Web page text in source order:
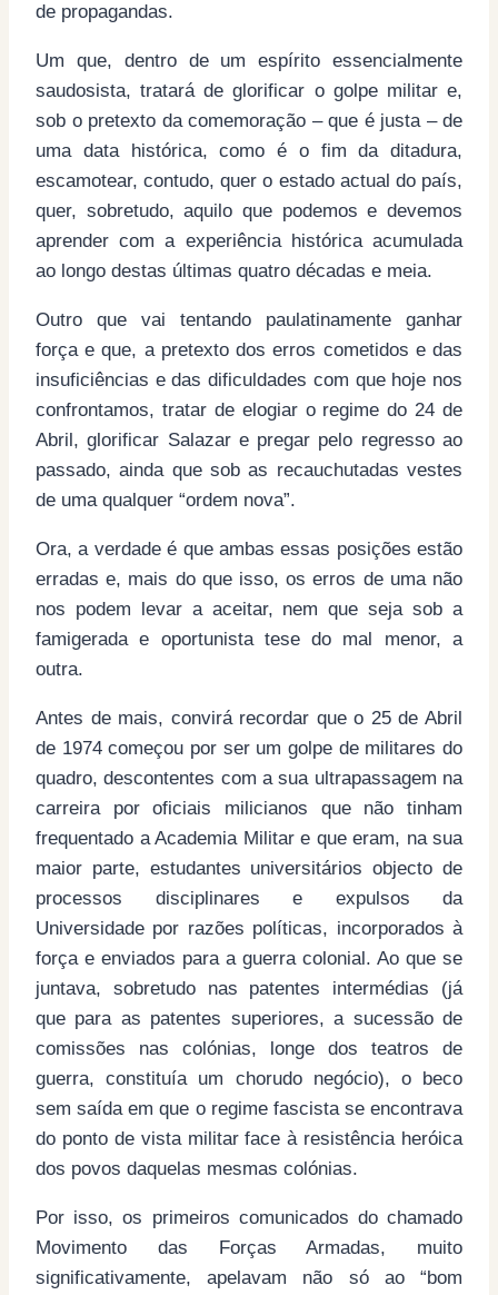
de propagandas.
Um que, dentro de um espírito essencialmente
saudosista, tratará de glorificar o golpe militar e,
sob o pretexto da comemoração – que é justa – de
uma data histórica, como é o fim da ditadura,
escamotear, contudo, quer o estado actual do país,
quer, sobretudo, aquilo que podemos e devemos
aprender com a experiência histórica acumulada
ao longo destas últimas quatro décadas e meia.
Outro que vai tentando paulatinamente ganhar
força e que, a pretexto dos erros cometidos e das
insuficiências e das dificuldades com que hoje nos
confrontamos, tratar de elogiar o regime do 24 de
Abril, glorificar Salazar e pregar pelo regresso ao
passado, ainda que sob as recauchutadas vestes
de uma qualquer “ordem nova”.
Ora, a verdade é que ambas essas posições estão
erradas e, mais do que isso, os erros de uma não
nos podem levar a aceitar, nem que seja sob a
famigerada e oportunista tese do mal menor, a
outra.
Antes de mais, convirá recordar que o 25 de Abril
de 1974 começou por ser um golpe de militares do
quadro, descontentes com a sua ultrapassagem na
carreira por oficiais milicianos que não tinham
frequentado a Academia Militar e que eram, na sua
maior parte, estudantes universitários objecto de
processos disciplinares e expulsos da
Universidade por razões políticas, incorporados à
força e enviados para a guerra colonial. Ao que se
juntava, sobretudo nas patentes intermédias (já
que para as patentes superiores, a sucessão de
comissões nas colónias, longe dos teatros de
guerra, constituía um chorudo negócio), o beco
sem saída em que o regime fascista se encontrava
do ponto de vista militar face à resistência heróica
dos povos daquelas mesmas colónias.
Por isso, os primeiros comunicados do chamado
Movimento das Forças Armadas, muito
significativamente, apelavam não só ao “bom